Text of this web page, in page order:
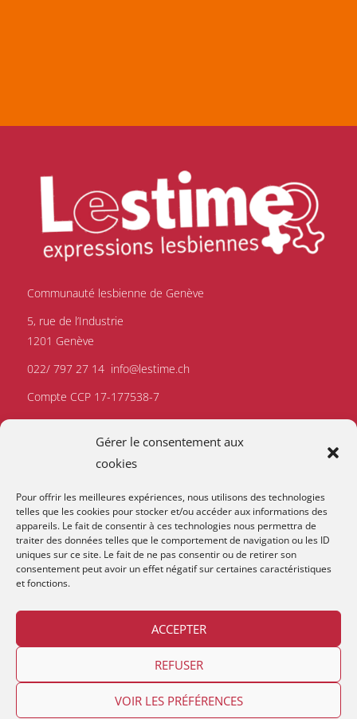
Gérer le consentement aux
cookies
Pour offrir les meilleures expériences, nous utilisons des technologies
telles que les cookies pour stocker et/ou accéder aux informations des
appareils. Le fait de consentir à ces technologies nous permettra de
traiter des données telles que le comportement de navigation ou les ID
uniques sur ce site. Le fait de ne pas consentir ou de retirer son
consentement peut avoir un effet négatif sur certaines caractéristiques
et fonctions.
ACCEPTER
REFUSER
VOIR LES PRÉFÉRENCES
Communauté lesbienne de Genève
5, rue de l’Industrie
1201 Genève
022/ 797 27 14 info@lestime.ch
Compte CCP 17-177538-7
Contact et horaires Devenir membre Mentions Légales